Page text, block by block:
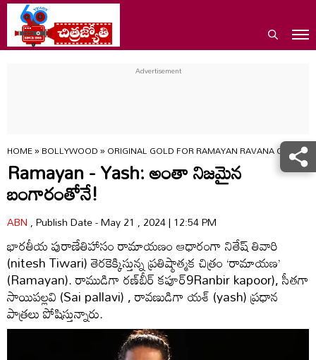
HOME»BOLLYWOOD»ORIGINAL GOLD FOR RAMAYAN RAVANA
Ramayan - Yash: అంతా నిజమైన
బంగారంతోనే!
ABN, Publish Date - May 21 , 2024 | 12:54 PM
భారతీయ పురాణేతిహాసం రామాయణం ఆధారంగా నితేష్‌ తివారి
(nitesh Tiwari) తెరకెక్కిస్తున్న ప్రతిష్ఠాత్మక చిత్రం ‘రామాయణ’
(Ramayan). రాముడిగా రణ్‌బీర్‌ కపూర్‌9Ranbir kapoor), సీతగా
సాయిపల్లవి (Sai pallavi) , రావణుడిగా యశ్‌ (yash) ప్రధాన
పాత్రలు పోషిస్తున్నారు.